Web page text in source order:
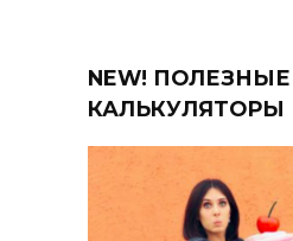
NEW! ПОЛЕЗНЫЕ
КАЛЬКУЛЯТОРЫ